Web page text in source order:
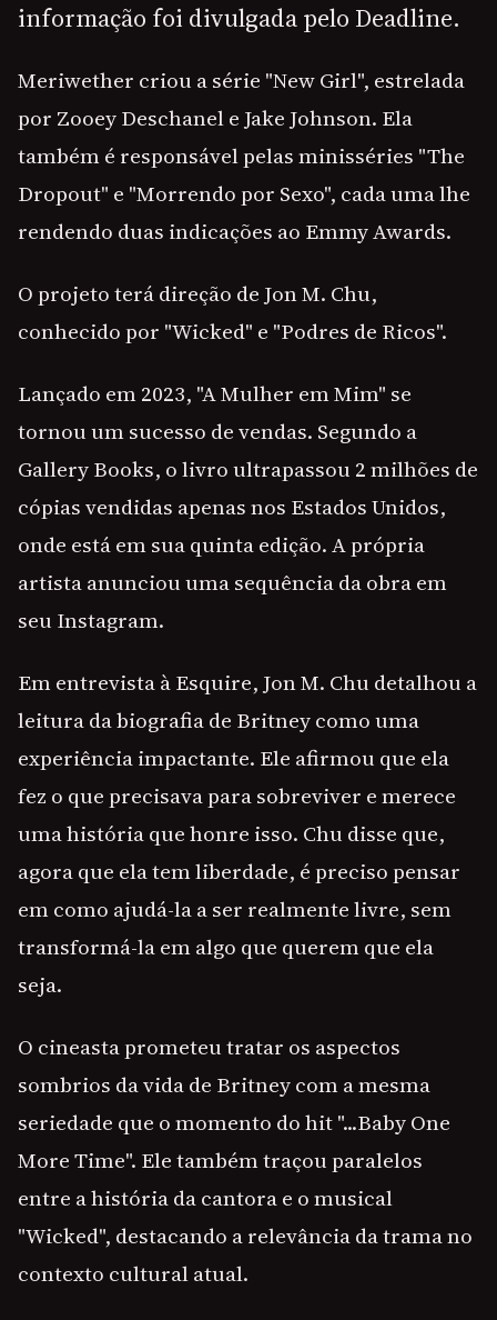
informação foi divulgada pelo Deadline.
Meriwether criou a série "New Girl", estrelada
por Zooey Deschanel e Jake Johnson. Ela
também é responsável pelas minisséries "The
Dropout" e "Morrendo por Sexo", cada uma lhe
rendendo duas indicações ao Emmy Awards.
O projeto terá direção de Jon M. Chu,
conhecido por "Wicked" e "Podres de Ricos".
Lançado em 2023, "A Mulher em Mim" se
tornou um sucesso de vendas. Segundo a
Gallery Books, o livro ultrapassou 2 milhões de
cópias vendidas apenas nos Estados Unidos,
onde está em sua quinta edição. A própria
artista anunciou uma sequência da obra em
seu Instagram.
Em entrevista à Esquire, Jon M. Chu detalhou a
leitura da biografia de Britney como uma
experiência impactante. Ele afirmou que ela
fez o que precisava para sobreviver e merece
uma história que honre isso. Chu disse que,
agora que ela tem liberdade, é preciso pensar
em como ajudá-la a ser realmente livre, sem
transformá-la em algo que querem que ela
seja.
O cineasta prometeu tratar os aspectos
sombrios da vida de Britney com a mesma
seriedade que o momento do hit "...Baby One
More Time". Ele também traçou paralelos
entre a história da cantora e o musical
"Wicked", destacando a relevância da trama no
contexto cultural atual.